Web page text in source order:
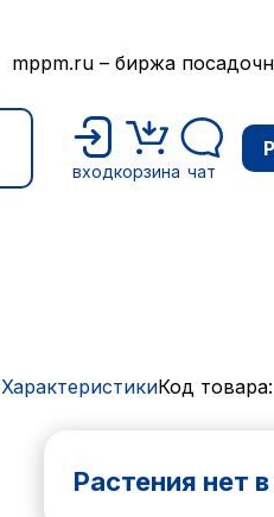
mppm.ru – биржа
входкорзина чат
ХарактеристикиКод
Растения нет